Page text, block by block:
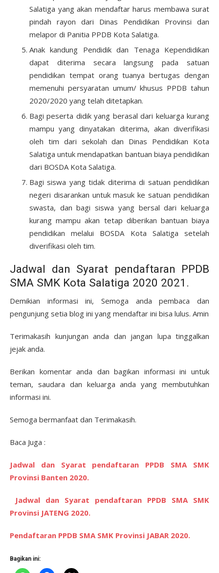
Salatiga yang akan mendaftar harus membawa surat
pindah rayon dari Dinas Pendidikan Provinsi dan
melapor di Panitia PPDB Kota Salatiga.
Anak kandung Pendidik dan Tenaga Kependidikan
dapat diterima secara langsung pada satuan
pendidikan tempat orang tuanya bertugas dengan
memenuhi persyaratan umum/ khusus PPDB tahun
2020/2020 yang telah ditetapkan.
Bagi peserta didik yang berasal dari keluarga kurang
mampu yang dinyatakan diterima, akan diverifikasi
oleh tim dari sekolah dan Dinas Pendidikan Kota
Salatiga untuk mendapatkan bantuan biaya pendidikan
dari BOSDA Kota Salatiga.
Bagi siswa yang tidak diterima di satuan pendidikan
negeri disarankan untuk masuk ke satuan pendidikan
swasta, dan bagi siswa yang bersal dari keluarga
kurang mampu akan tetap diberikan bantuan biaya
pendidikan melalui BOSDA Kota Salatiga setelah
diverifikasi oleh tim.
Jadwal dan Syarat pendaftaran PPDB
SMA SMK Kota Salatiga 2020 2021.
Demikian informasi ini, Semoga anda pembaca dan
pengunjung setia blog ini yang mendaftar ini bisa lulus. Amin
Terimakasih kunjungan anda dan jangan lupa tinggalkan
jejak anda.
Berikan komentar anda dan bagikan informasi ini untuk
teman, saudara dan keluarga anda yang membutuhkan
informasi ini.
Semoga bermanfaat dan Terimakasih.
Baca Juga :
Jadwal dan Syarat pendaftaran PPDB SMA SMK
Provinsi Banten 2020.
Jadwal dan Syarat pendaftaran PPDB SMA SMK
Provinsi JATENG 2020.
Pendaftaran PPDB SMA SMK Provinsi JABAR 2020.
Bagikan ini: